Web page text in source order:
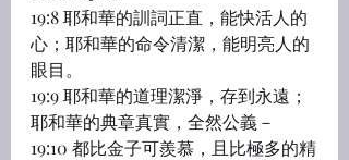
19:8 耶和華的訓詞正直，能快活人的
心；耶和華的命令清潔，能明亮人的
眼目。
19:9 耶和華的道理潔淨，存到永遠；
耶和華的典章真實，全然公義－
19:10 都比金子可羨慕，且比極多的精